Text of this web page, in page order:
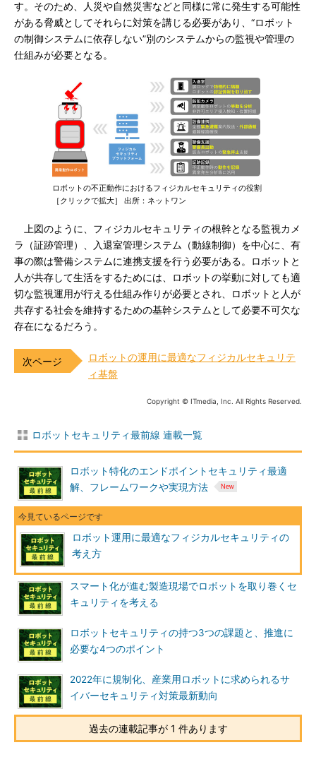
す。そのため、人災や自然災害などと同様に常に発生する可能性
がある脅威としてそれらに対策を講じる必要があり、“ロボット
の制御システムに依存しない”別のシステムからの監視や管理の
仕組みが必要となる。
ロボットの不正動作におけるフィジカルセキュリティの役割
［クリックで拡大］ 出所：ネットワン
上図のように、フィジカルセキュリティの根幹となる監視カメ
ラ（証跡管理）、入退室管理システム（動線制御）を中心に、有
事の際は警備システムに連携支援を行う必要がある。ロボットと
人が共存して生活をするためには、ロボットの挙動に対しても適
切な監視運用が行える仕組み作りが必要とされ、ロボットと人が
共存する社会を維持するための基幹システムとして必要不可欠な
存在になるだろう。
ロボットの運用に最適なフィジカルセキュリテ
ィ基盤
Copyright © ITmedia, Inc. All Rights Reserved.
ロボットセキュリティ最前線 連載一覧
ロボット特化のエンドポイントセキュリティ最適
解、フレームワークや実現方法
ロボット運用に最適なフィジカルセキュリティの
考え方
スマート化が進む製造現場でロボットを取り巻くセ
キュリティを考える
ロボットセキュリティの持つ3つの課題と、推進に
必要な4つのポイント
2022年に規制化、産業用ロボットに求められるサ
イバーセキュリティ対策最新動向
過去の連載記事が 1 件あります